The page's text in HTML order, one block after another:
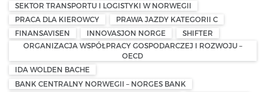
SEKTOR TRANSPORTU I LOGISTYKI W NORWEGII
PRACA DLA KIEROWCY
PRAWA JAZDY KATEGORII C
FINANSAVISEN
INNOVASJON NORGE
SHIFTER
ORGANIZACJA WSPÓŁPRACY GOSPODARCZEJ I ROZWOJU –
OECD
IDA WOLDEN BACHE
BANK CENTRALNY NORWEGII – NORGES BANK